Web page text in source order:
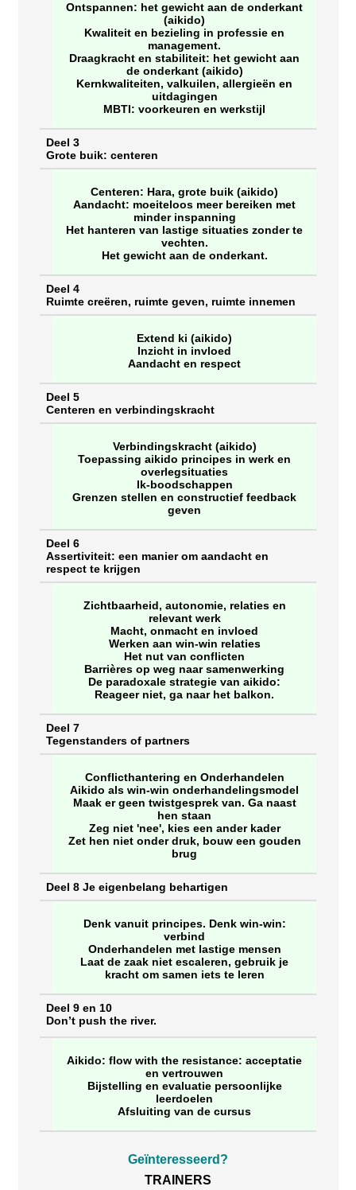
Ontspannen: het gewicht aan de onderkant
(aikido)
Kwaliteit en bezieling in professie en
management.
Draagkracht en stabiliteit: het gewicht aan
de onderkant (aikido)
Kernkwaliteiten, valkuilen, allergieën en
uitdagingen
MBTI: voorkeuren en werkstijl
Deel 3
Grote buik: centeren
Centeren: Hara, grote buik (aikido)
Aandacht: moeiteloos meer bereiken met
minder inspanning
Het hanteren van lastige situaties zonder te
vechten.
Het gewicht aan de onderkant.
Deel 4
Ruimte creëren, ruimte geven, ruimte innemen
Extend ki (aikido)
Inzicht in invloed
Aandacht en respect
Deel 5
Centeren en verbindingskracht
Verbindingskracht (aikido)
Toepassing aikido principes in werk en
overlegsituaties
Ik-boodschappen
Grenzen stellen en constructief feedback
geven
Deel 6
Assertiviteit: een manier om aandacht en
respect te krijgen
Zichtbaarheid, autonomie, relaties en
relevant werk
Macht, onmacht en invloed
Werken aan win-win relaties
Het nut van conflicten
Barrières op weg naar samenwerking
De paradoxale strategie van aikido:
Reageer niet, ga naar het balkon.
Deel 7
Tegenstanders of partners
Conflicthantering en Onderhandelen
Aikido als win-win onderhandelingsmodel
Maak er geen twistgesprek van. Ga naast
hen staan
Zeg niet 'nee', kies een ander kader
Zet hen niet onder druk, bouw een gouden
brug
Deel 8 Je eigenbelang behartigen
Denk vanuit principes. Denk win-win:
verbind
Onderhandelen met lastige mensen
Laat de zaak niet escaleren, gebruik je
kracht om samen iets te leren
Deel 9 en 10
Don’t push the river.
Aikido: flow with the resistance: acceptatie
en vertrouwen
Bijstelling en evaluatie persoonlijke
leerdoelen
Afsluiting van de cursus
Geïnteresseerd?
TRAINERS